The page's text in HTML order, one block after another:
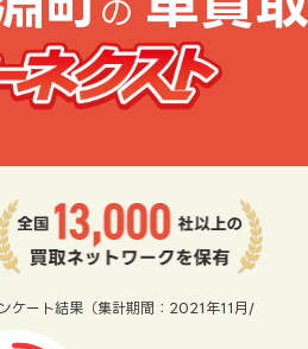
の
ケート結果（集計期間：2021年11月/